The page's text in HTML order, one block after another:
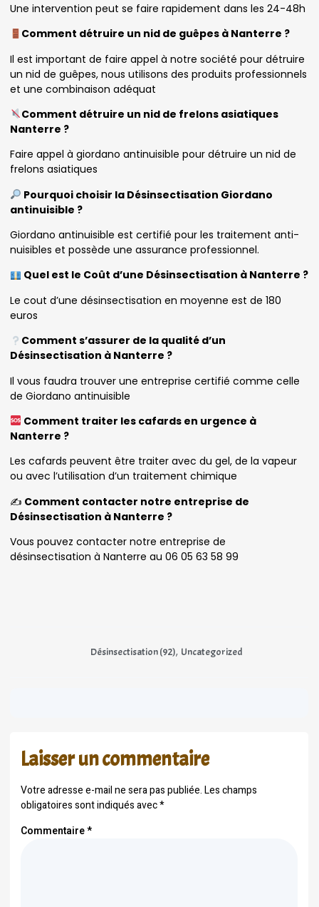
Une intervention peut se faire rapidement dans les 24-48h
Comment détruire un nid de guêpes à Nanterre ?
Il est important de faire appel à notre société pour détruire
un nid de guêpes, nous utilisons des produits professionnels
et une combinaison adéquat
Comment détruire un nid de frelons asiatiques
Nanterre ?
Faire appel à giordano antinuisible pour détruire un nid de
frelons asiatiques
Pourquoi choisir la Désinsectisation Giordano
antinuisible ?
Giordano antinuisible est certifié pour les traitement anti-
nuisibles et possède une assurance professionnel.
Quel est le Coût d’une Désinsectisation à Nanterre ?
Le cout d’une désinsectisation en moyenne est de 180
euros
Comment s’assurer de la qualité d’un
Désinsectisation à Nanterre ?
Il vous faudra trouver une entreprise certifié comme celle
de Giordano antinuisible
Comment traiter les cafards en urgence à
Nanterre ?
Les cafards peuvent être traiter avec du gel, de la vapeur
ou avec l’utilisation d’un traitement chimique
✍️ Comment contacter notre entreprise de
Désinsectisation à Nanterre ?
Vous pouvez contacter notre entreprise de
désinsectisation à Nanterre au 06 05 63 58 99
Désinsectisation (92), Uncategorized
Laisser un commentaire
Votre adresse e-mail ne sera pas publiée.Les champs
obligatoires sont indiqués avec*
Commentaire*